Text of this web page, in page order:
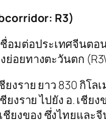
R3)
มต่อประเทศจีนตอ
ย่อยทางตะวันตก
ยงราย ยาว 830 กิ
งราย ไปยัง อ. เชี
ยงของ ซึ่งไทยและ